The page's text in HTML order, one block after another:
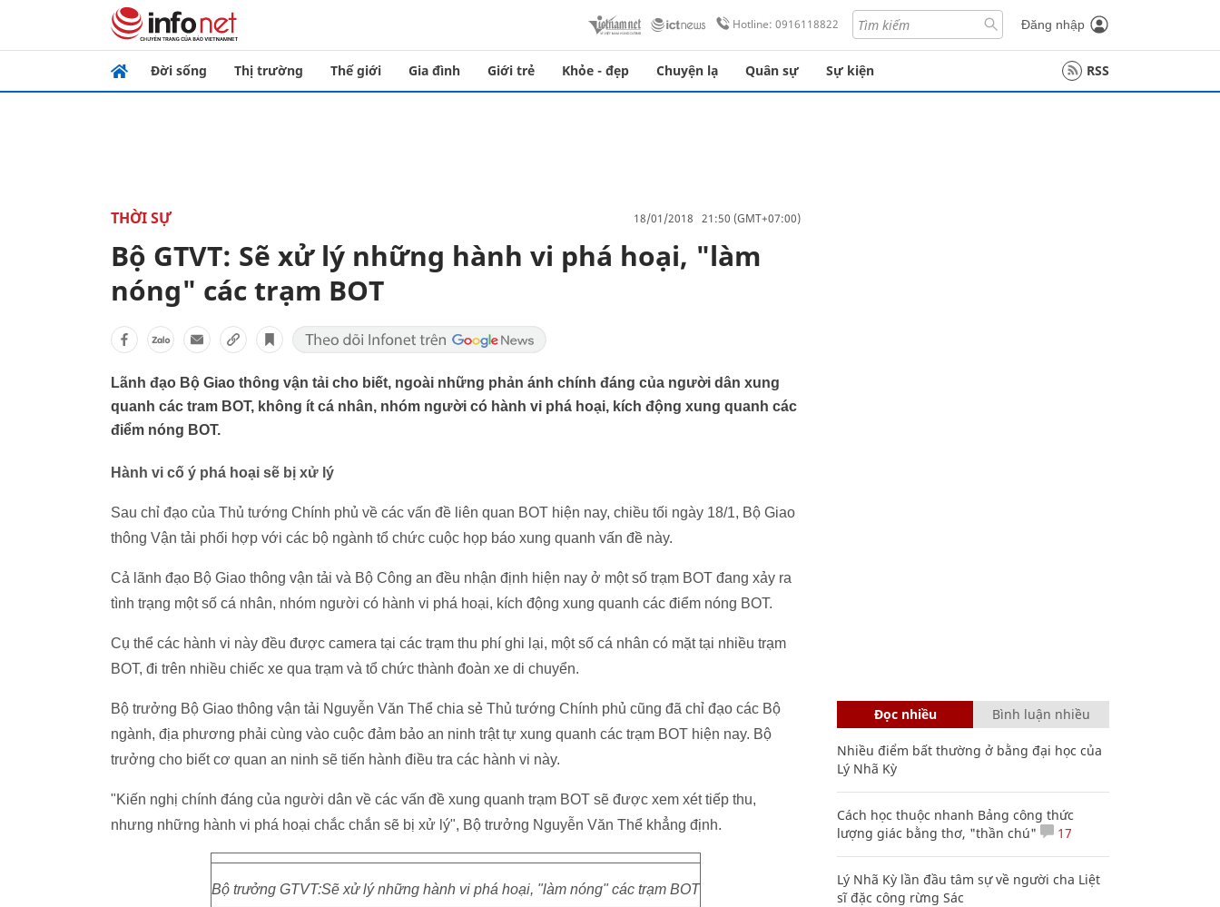
Hotline: 0916118822 Đăng nhập
Đời sống Thị trường Thế giới Gia đình Giới trẻ Khỏe - đẹp Chuyện lạ Quân sự Sự kiện RSS
THỜI SỰ 18/01/2018 21:50 (GMT+07:00)
Bộ GTVT: Sẽ xử lý những hành vi phá hoại, "làm
nóng" các trạm BOT
Lãnh đạo Bộ Giao thông vận tải cho biết, ngoài những phản ánh chính đáng của người dân xung
quanh các tram BOT, không ít cá nhân, nhóm người có hành vi phá hoại, kích động xung quanh các
điểm nóng BOT.
Hành vi cố ý phá hoại sẽ bị xử lý
Sau chỉ đạo của Thủ tướng Chính phủ về các vấn đề liên quan BOT hiện nay, chiều tối ngày 18/1, Bộ Giao
thông Vận tải phối hợp với các bộ ngành tổ chức cuộc họp báo xung quanh vấn đề này.
Cả lãnh đạo Bộ Giao thông vận tải và Bộ Công an đều nhận định hiện nay ở một số trạm BOT đang xảy ra
tình trạng một số cá nhân, nhóm người có hành vi phá hoại, kích động xung quanh các điểm nóng BOT.
Cụ thể các hành vi này đều được camera tại các trạm thu phí ghi lại, một số cá nhân có mặt tại nhiều trạm
BOT, đi trên nhiều chiếc xe qua trạm và tổ chức thành đoàn xe di chuyển.
Bộ trưởng Bộ Giao thông vận tải Nguyễn Văn Thể chia sẻ Thủ tướng Chính phủ cũng đã chỉ đạo các Bộ
ngành, địa phương phải cùng vào cuộc đảm bảo an ninh trật tự xung quanh các trạm BOT hiện nay. Bộ
trưởng cho biết cơ quan an ninh sẽ tiến hành điều tra các hành vi này.
"Kiến nghị chính đáng của người dân về các vấn đề xung quanh trạm BOT sẽ được xem xét tiếp thu,
nhưng những hành vi phá hoại chắc chắn sẽ bị xử lý", Bộ trưởng Nguyễn Văn Thể khẳng định.
Bộ trưởng GTVT:Sẽ xử lý những hành vi phá hoại, "làm nóng" các trạm BOT
Đọc nhiều Bình luận nhiều
Nhiều điểm bất thường ở bằng đại học của
Lý Nhã Kỳ
Cách học thuộc nhanh Bảng công thức
lượng giác bằng thơ, "thần chú"
17
Lý Nhã Kỳ lần đầu tâm sự về người cha Liệt
sĩ đặc công rừng Sác